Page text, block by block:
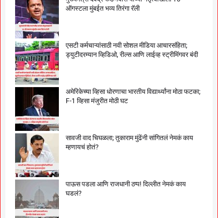
ऑगस्टला मुंबईत भव्य तिरंगा रॅली
एसटी कर्मचाऱ्यांसाठी नवी सोशल मीडिया आचारसंहिता;
ड्युटीदरम्यान व्हिडिओ, रील्स आणि लाईव्ह स्ट्रीमिंगवर बंदी
अमेरिकेच्या व्हिसा धोरणाचा भारतीय विद्यार्थ्यांना मोठा फटका;
F-1 व्हिसा मंजुरीत मोठी घट
सावजी वाद चिघळला; तुकाराम मुंढेंनी सांगितलं नेमकं काय
म्हणायचं होतं?
पाऊस पडला आणि राजधानी ठप्प! दिल्लीत नेमकं काय
घडलं?